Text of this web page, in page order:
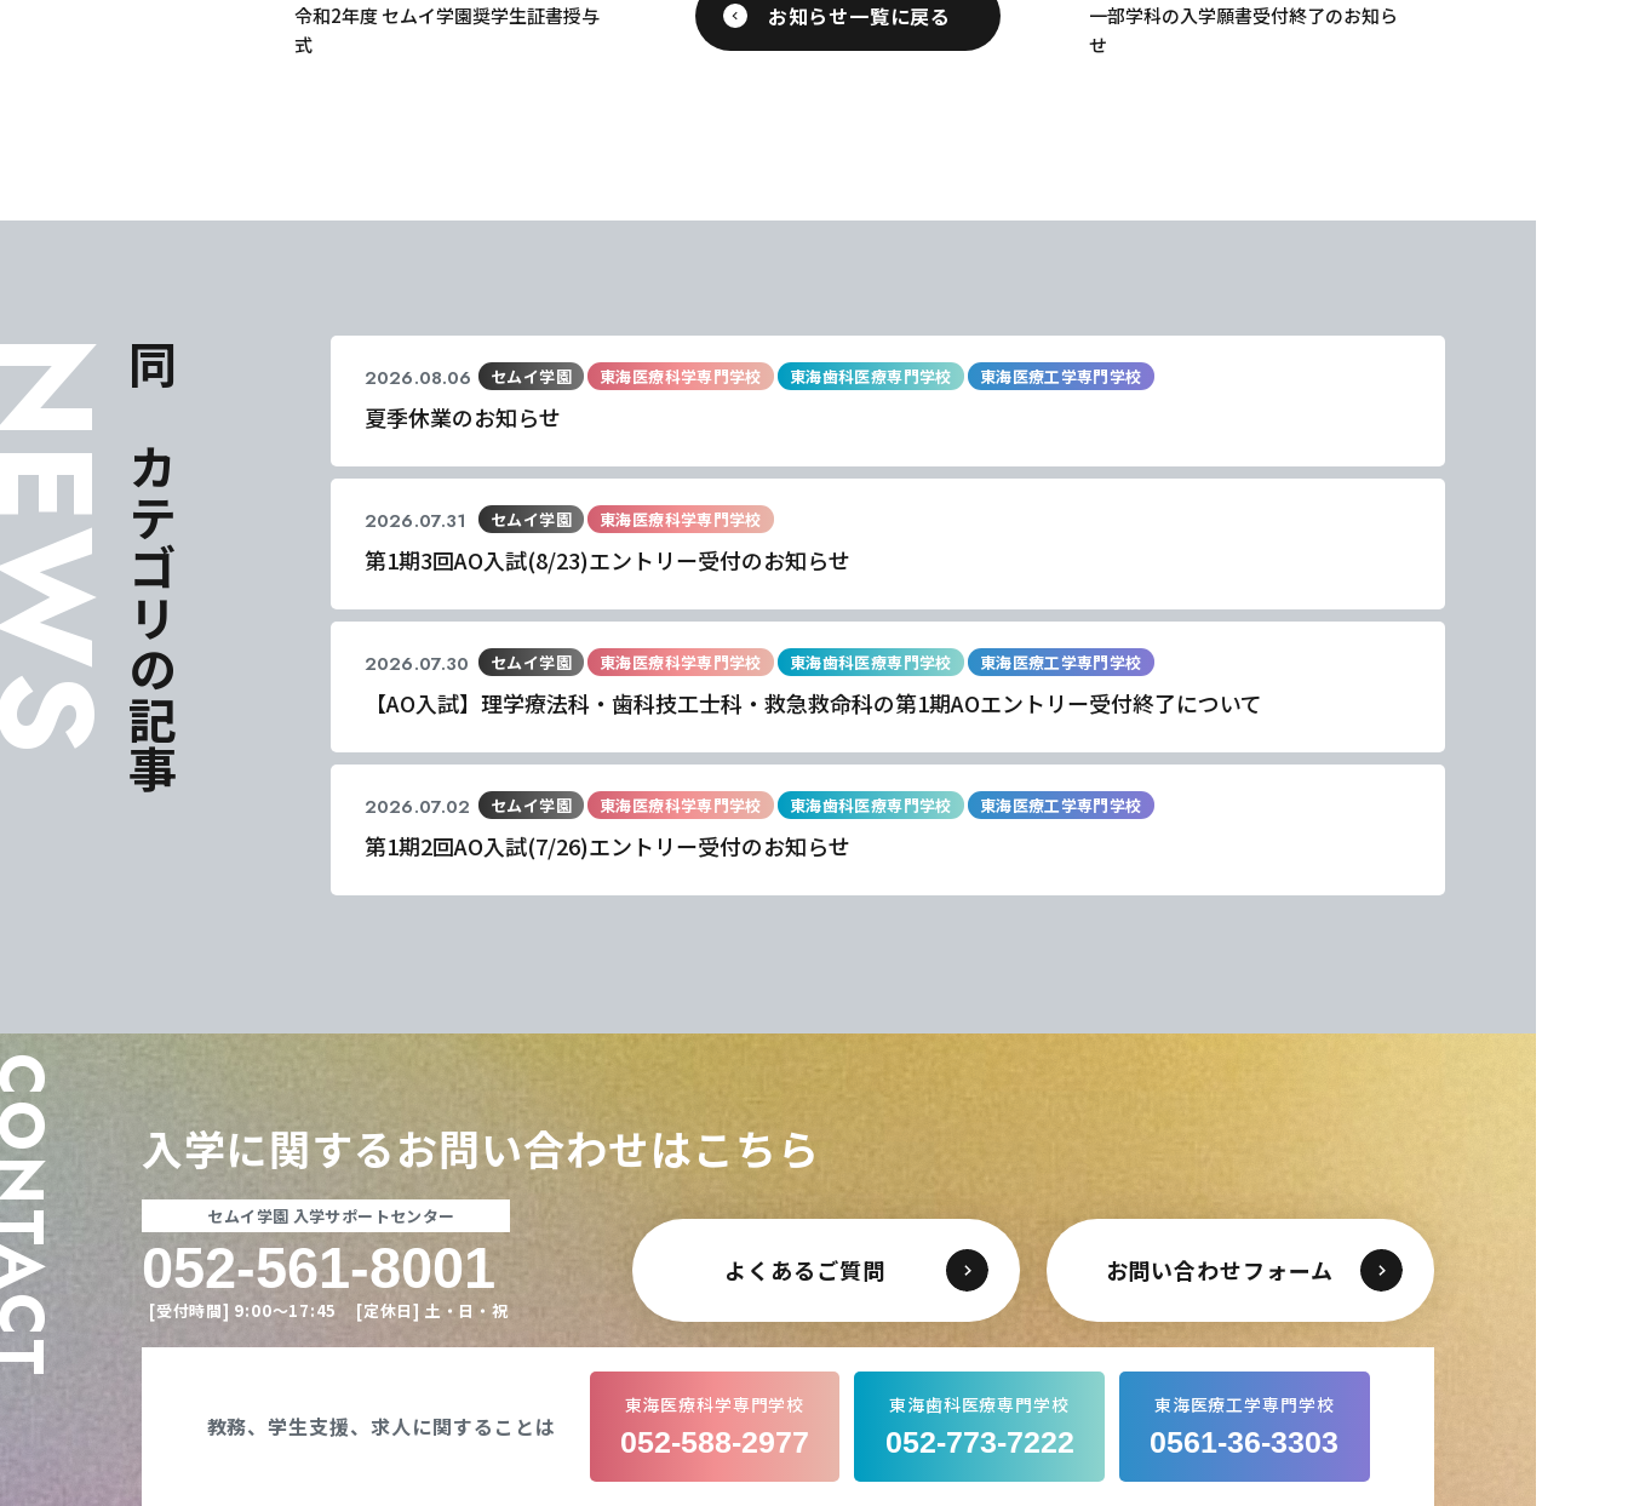
令和2年度 セムイ学園奨学生証書授与
式
一部学科の入学願書受付終了のお知ら
せ
お知らせ一覧に戻る
同じカテゴリの記事 2026.08.06 セムイ学園 東海医療科学専門学校 東海歯科医療専門学校 東海医療工学専門学校
夏季休業のお知らせ
2026.07.31 セムイ学園 東海医療科学専門学校
第1期3回AO入試(8/23)エントリー受付のお知らせ
2026.07.30 セムイ学園 東海医療科学専門学校 東海歯科医療専門学校 東海医療工学専門学校
【AO入試】理学療法科・歯科技工士科・救急救命科の第1期AOエントリー受付終了について
2026.07.02 セムイ学園 東海医療科学専門学校 東海歯科医療専門学校 東海医療工学専門学校
第1期2回AO入試(7/26)エントリー受付のお知らせ
入学に関するお問い合わせはこちら
セムイ学園 入学サポートセンター
052-561-8001
[受付時間] 9:00〜17:45 [定休日] 土・日・祝
よくあるご質問 お問い合わせフォーム
教務、学生支援、求人に関することは
東海医療科学専門学校
052-588-2977
東海歯科医療専門学校
052-773-7222
東海医療工学専門学校
0561-36-3303
東海医療科学
専門学校
東海歯科医療
専門学校
東海医療工学
東海医療科学
専門学校
東海歯科医療
専門学校
東海医療工学
東海医療科学
専門学校
東海歯科医療
専門学校
東海医療工学
東海医療科学
専門学校
東海歯科医療
専門学校
東海医療工学